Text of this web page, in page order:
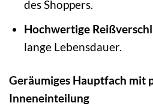
des Shoppers.
Hochwertige
lange Lebensdauer.
Geräumiges Hauptfach mit
Inneneinteilung